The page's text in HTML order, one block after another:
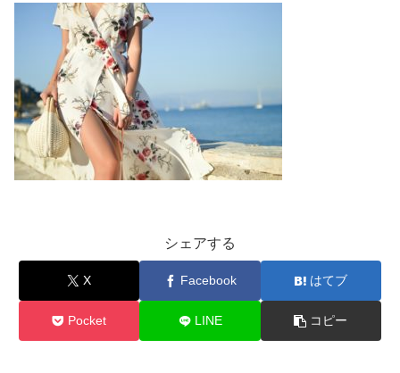
シェアする
X Facebook はてブ
Pocket LINE コピー